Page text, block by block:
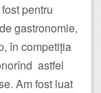
pentru
gastronomie,
în competiția
astfel
Am fost luat